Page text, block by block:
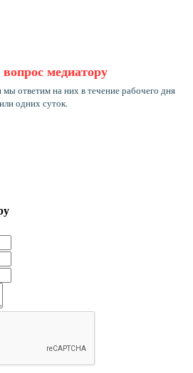
медиатору
ответим на них в течение рабочего дня
или одних суток.